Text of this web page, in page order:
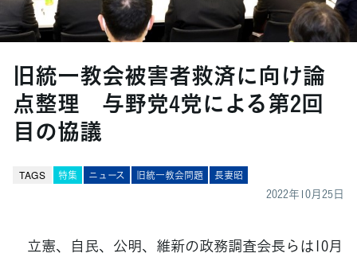
旧統一教会被害者救済に向け論
点整理 与野党4党による第2回
目の協議
TAGS 特集 ニュース 旧統一教会問題 長妻昭
2022年10月25日
立憲、自民、公明、維新の政務調査会長らは10月